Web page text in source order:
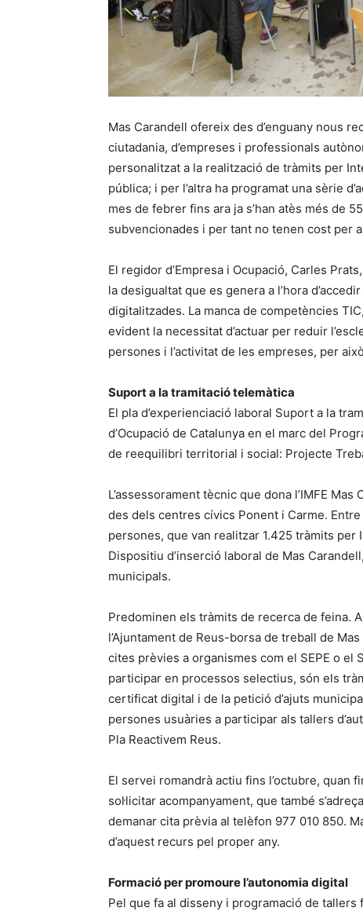
Mas Carandell ofereix des d’enguany nous
ciutadania, d’empreses i professionals
personalitzat a la realització de tràmits per
pública; i per l’altra ha programat una sèrie
mes de febrer fins ara ja s’han atès més de
subvencionades i per tant no tenen cost per
El regidor d’Empresa i Ocupació, Carles
la desigualtat que es genera a l’hora
digitalitzades. La manca de competències
evident la necessitat d’actuar per reduir
persones i l’activitat de les empreses, per
Suport a la tramitació telemàtica
El pla d’experienciació laboral Suport a la
d’Ocupació de Catalunya en el marc del
de reequilibri territorial i social: Projecte
L’assessorament tècnic que dona l’IMFE
des dels centres cívics Ponent i Carme.
persones, que van realitzar 1.425 tràmits per
Dispositiu d’inserció laboral de Mas
municipals.
Predominen els tràmits de recerca de feina.
l’Ajuntament de Reus-borsa de treball de
cites prèvies a organismes com el SEPE o
participar en processos selectius, són els
certificat digital i de la petició d’ajuts
persones usuàries a participar als tallers
Pla Reactivem Reus.
El servei romandrà actiu fins l’octubre, quan
sol·licitar acompanyament, que també
demanar cita prèvia al telèfon 977 010 850.
d’aquest recurs pel proper any.
Formació per promoure l’autonomia digital
Pel que fa al disseny i programació de